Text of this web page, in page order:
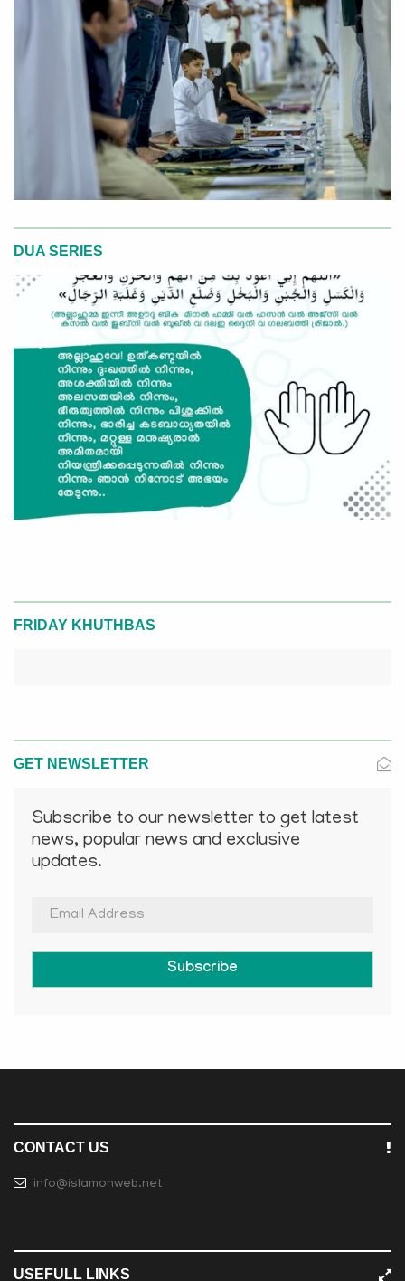
DUA SERIES
FRIDAY KHUTHBAS
GET NEWSLETTER
Subscribe to our newsletter to get latest
news, popular news and exclusive
updates.
Subscribe
CONTACT US
info@islamonweb.net
USEFULL LINKS